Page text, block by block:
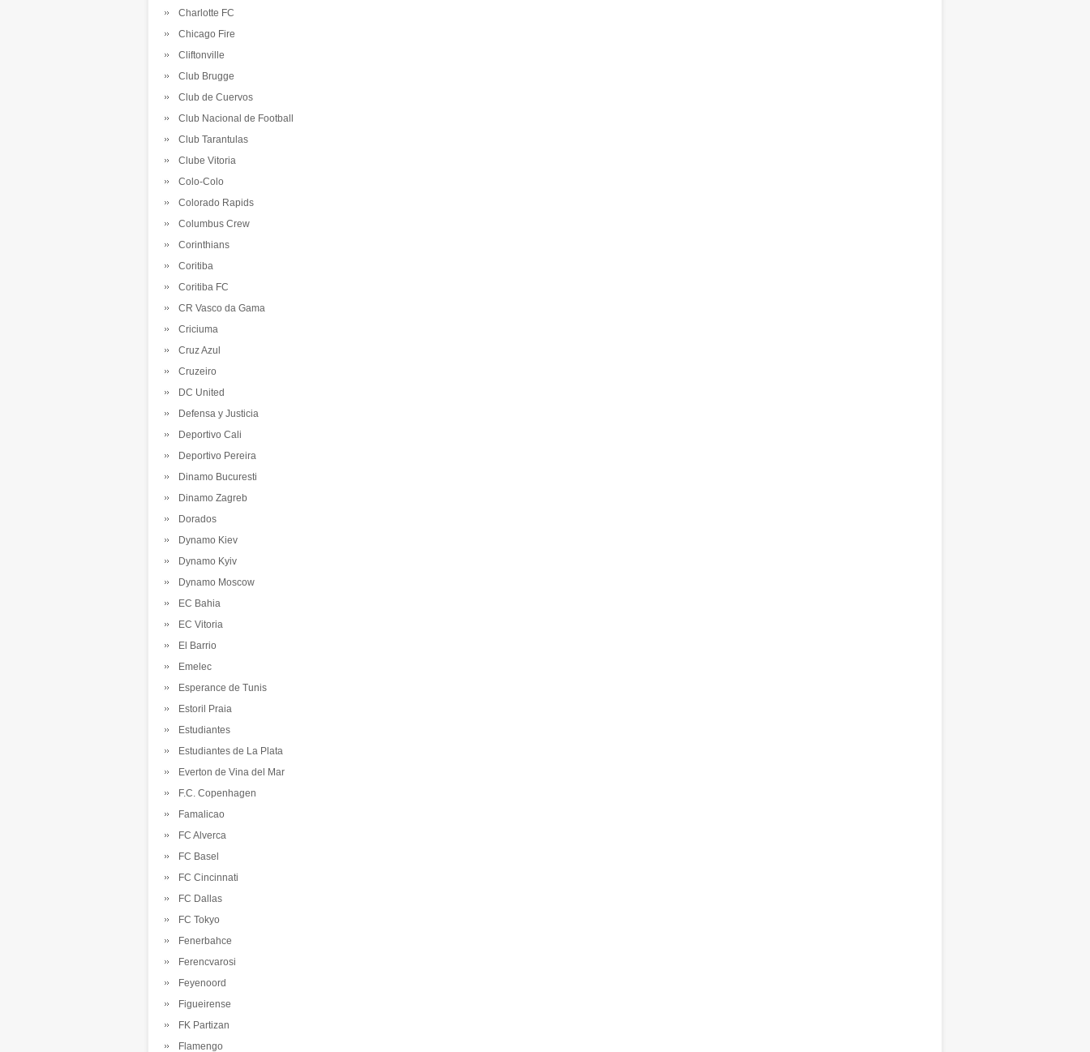
Charlotte FC
Chicago Fire
Cliftonville
Club Brugge
Club de Cuervos
Club Nacional de Football
Club Tarantulas
Clube Vitoria
Colo-Colo
Colorado Rapids
Columbus Crew
Corinthians
Coritiba
Coritiba FC
CR Vasco da Gama
Criciuma
Cruz Azul
Cruzeiro
DC United
Defensa y Justicia
Deportivo Cali
Deportivo Pereira
Dinamo Bucuresti
Dinamo Zagreb
Dorados
Dynamo Kiev
Dynamo Kyiv
Dynamo Moscow
EC Bahia
EC Vitoria
El Barrio
Emelec
Esperance de Tunis
Estoril Praia
Estudiantes
Estudiantes de La Plata
Everton de Vina del Mar
F.C. Copenhagen
Famalicao
FC Alverca
FC Basel
FC Cincinnati
FC Dallas
FC Tokyo
Fenerbahce
Ferencvarosi
Feyenoord
Figueirense
FK Partizan
Flamengo